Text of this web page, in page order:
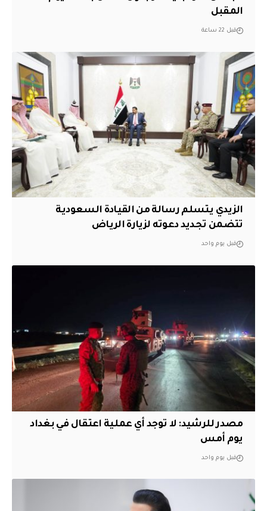
المقبل
قبل 22 ساعة
الزيدي يتسلم رسالة من القيادة السعودية
تتضمن تجديد دعوته لزيارة الرياض
قبل يوم واحد
مصدر للرشيد: لا توجد أي عملية اعتقال في بغداد
يوم أمس
قبل يوم واحد